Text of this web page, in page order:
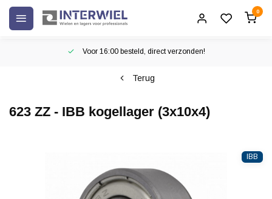
0
Voor 16:00 besteld, direct verzonden!
Terug
623 ZZ - IBB kogellager (3x10x4)
IBB